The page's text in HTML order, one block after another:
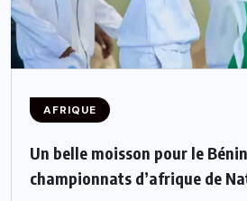
AFRIQUE
Un belle moisson pour le
championnats d’afrique de